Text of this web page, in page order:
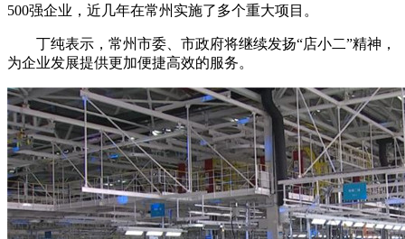
500强企业，近几年在常州实施了多个重大项目。
丁纯表示，常州市委、市政府将继续发扬“店小二”精神，
为企业发展提供更加便捷高效的服务。